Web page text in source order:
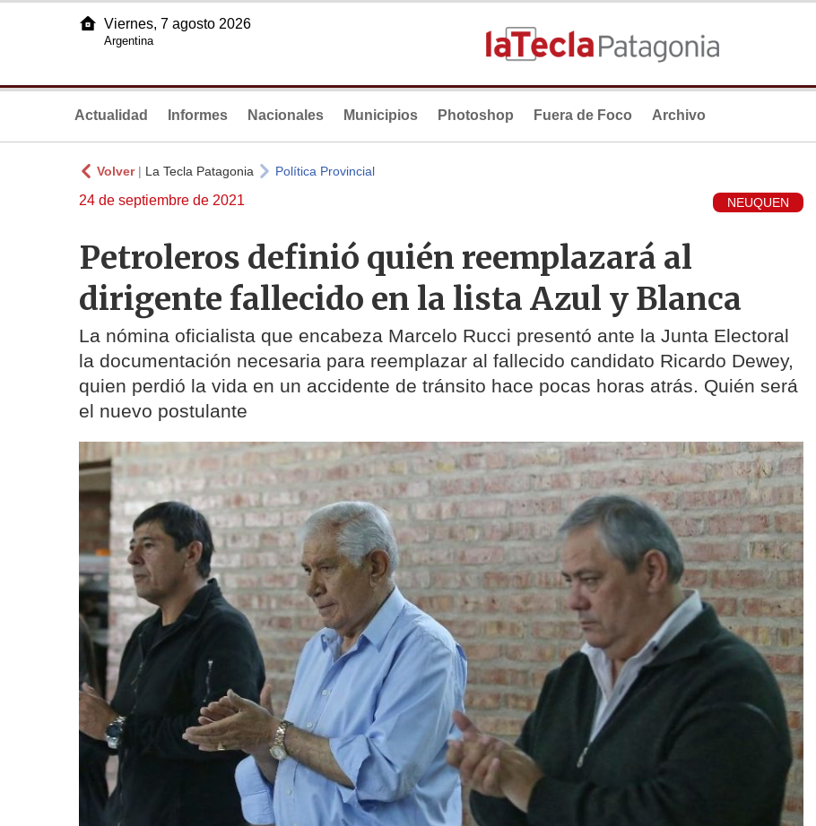
Viernes, 7 agosto 2026
Argentina
Actualidad Informes Nacionales Municipios Photoshop Fuera de Foco Archivo
Volver| La Tecla Patagonia Política Provincial
24 de septiembre de 2021 NEUQUEN
Petroleros definió quién reemplazará al
dirigente fallecido en la lista Azul y Blanca
La nómina oficialista que encabeza Marcelo Rucci presentó ante la Junta Electoral
la documentación necesaria para reemplazar al fallecido candidato Ricardo Dewey,
quien perdió la vida en un accidente de tránsito hace pocas horas atrás. Quién será
el nuevo postulante